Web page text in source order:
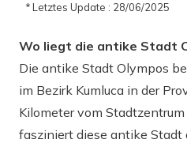
* Letztes Update : 28/06/2025
Wo liegt die antike Stadt
Die antike Stadt Olympos
im Bezirk Kumluca in der
Kilometer vom
fasziniert diese antike Stadt